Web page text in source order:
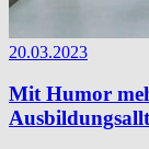
20.03.2023
Mit Humor